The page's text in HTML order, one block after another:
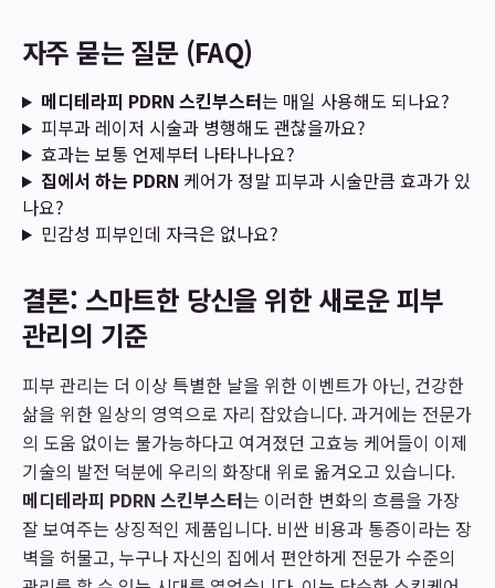
자주 묻는 질문 (FAQ)
메디테라피 PDRN 스킨부스터는 매일 사용해도 되나요?
피부과 레이저 시술과 병행해도 괜찮을까요?
효과는 보통 언제부터 나타나나요?
집에서 하는 PDRN 케어가 정말 피부과 시술만큼 효과가 있
나요?
민감성 피부인데 자극은 없나요?
결론: 스마트한 당신을 위한 새로운 피부
관리의 기준
피부 관리는 더 이상 특별한 날을 위한 이벤트가 아닌, 건강한
삶을 위한 일상의 영역으로 자리 잡았습니다. 과거에는 전문가
의 도움 없이는 불가능하다고 여겨졌던 고효능 케어들이 이제
기술의 발전 덕분에 우리의 화장대 위로 옮겨오고 있습니다.
메디테라피 PDRN 스킨부스터는 이러한 변화의 흐름을 가장
잘 보여주는 상징적인 제품입니다. 비싼 비용과 통증이라는 장
벽을 허물고, 누구나 자신의 집에서 편안하게 전문가 수준의